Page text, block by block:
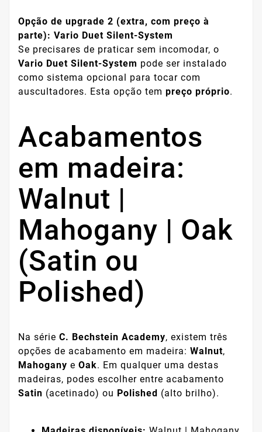
Opção de upgrade 2 (extra, com preço à
parte): Vario Duet Silent-System
Se precisares de praticar sem incomodar, o
Vario Duet Silent-System pode ser instalado
como sistema opcional para tocar com
auscultadores. Esta opção tem preço próprio.
Acabamentos
em madeira:
Walnut |
Mahogany | Oak
(Satin ou
Polished)
Na série C. Bechstein Academy, existem três
opções de acabamento em madeira: Walnut,
Mahogany e Oak. Em qualquer uma destas
madeiras, podes escolher entre acabamento
Satin (acetinado) ou Polished (alto brilho).